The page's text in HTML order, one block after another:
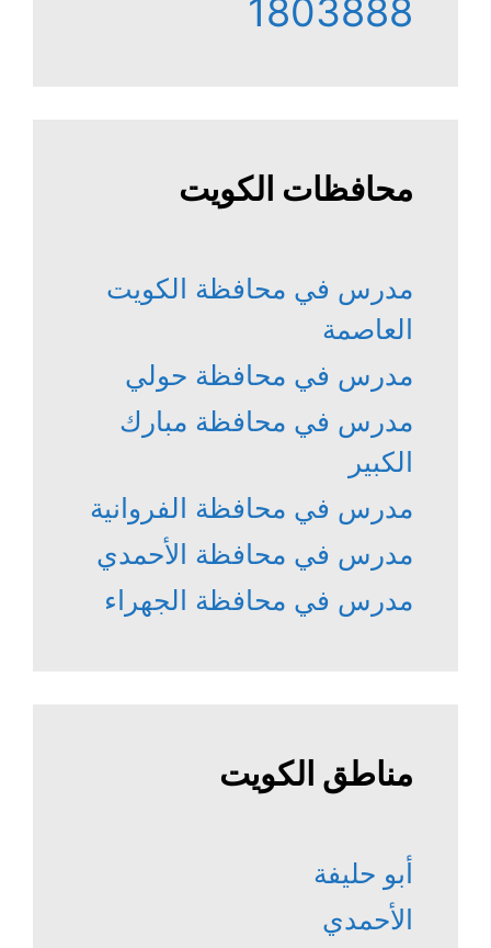
1803888
محافظات الكويت
مدرس في محافظة الكويت
العاصمة
مدرس في محافظة حولي
مدرس في محافظة مبارك
الكبير
مدرس في محافظة الفروانية
مدرس في محافظة الأحمدي
مدرس في محافظة الجهراء
مناطق الكويت
أبو حليفة
الأحمدي